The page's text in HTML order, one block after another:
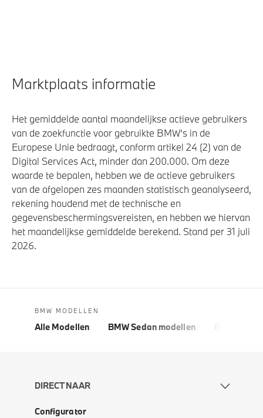
Marktplaats informatie
Het gemiddelde aantal maandelijkse actieve gebruikers
van de zoekfunctie voor gebruikte BMW's in de
Europese Unie bedraagt, conform artikel 24 (2) van de
Digital Services Act, minder dan 200.000. Om deze
waarde te bepalen, hebben we de actieve gebruikers
van de afgelopen zes maanden statistisch geanalyseerd,
rekening houdend met de technische en
gegevensbeschermingsvereisten, en hebben we hiervan
het maandelijkse gemiddelde berekend. Stand per 31 juli
2026.
BMW MODELLEN
Alle Modellen BMW Sedan modellen
DIRECT NAAR
Configurator